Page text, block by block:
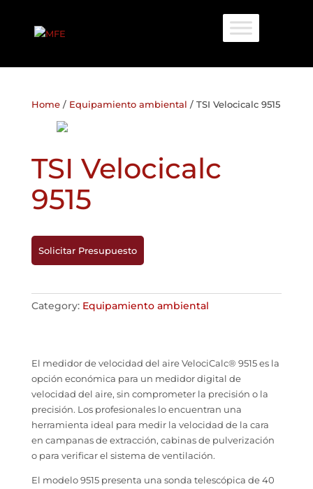
Home/ Equipamiento ambiental / TSI Velocicalc 9515
TSI Velocicalc
9515
Solicitar Presupuesto
Category: Equipamiento ambiental
El medidor de velocidad del aire VelociCalc® 9515 es la
opción económica para un medidor digital de
velocidad del aire, sin comprometer la precisión o la
precisión. Los profesionales lo encuentran una
herramienta ideal para medir la velocidad de la cara
en campanas de extracción, cabinas de pulverización
o para verificar el sistema de ventilación.
El modelo 9515 presenta una sonda telescópica de 40